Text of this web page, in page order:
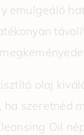
emulgeáló
olaj
szeretnéd
Oil